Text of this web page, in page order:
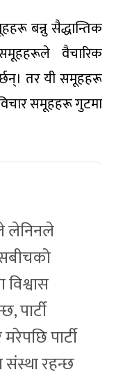
बन्नु सैद्धान्तिक
समूहहरूले वैचारिक
तर यी समूहहरू
समूहहरू गुटमा
लेनिनले
पार्टी
पार्टी
संस्था रहन्छ